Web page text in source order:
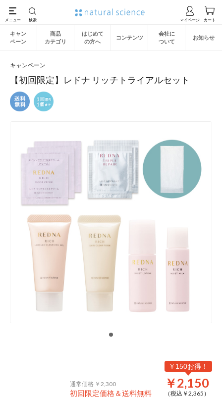
キャン
ペーン
商品
カテゴリ
はじめて
の方へ
コンテンツ
会社に
ついて
お知らせ
キャンペーン
【初回限定】レドナ リッチトライアルセット
通常価格 ￥2,300
初回限定価格＆送料無料
￥150お得！
￥2,150
（税込￥ 2,365 ）